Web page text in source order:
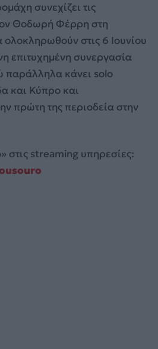
συνεχίζει τις
Θοδωρή Φέρρη στη
στις 6 Ιουνίου
επιτυχημένη συνεργασία
παράλληλα κάνει solo
και Κύπρο και
πρώτη της περιοδεία στην
στις streaming υπηρεσίες: